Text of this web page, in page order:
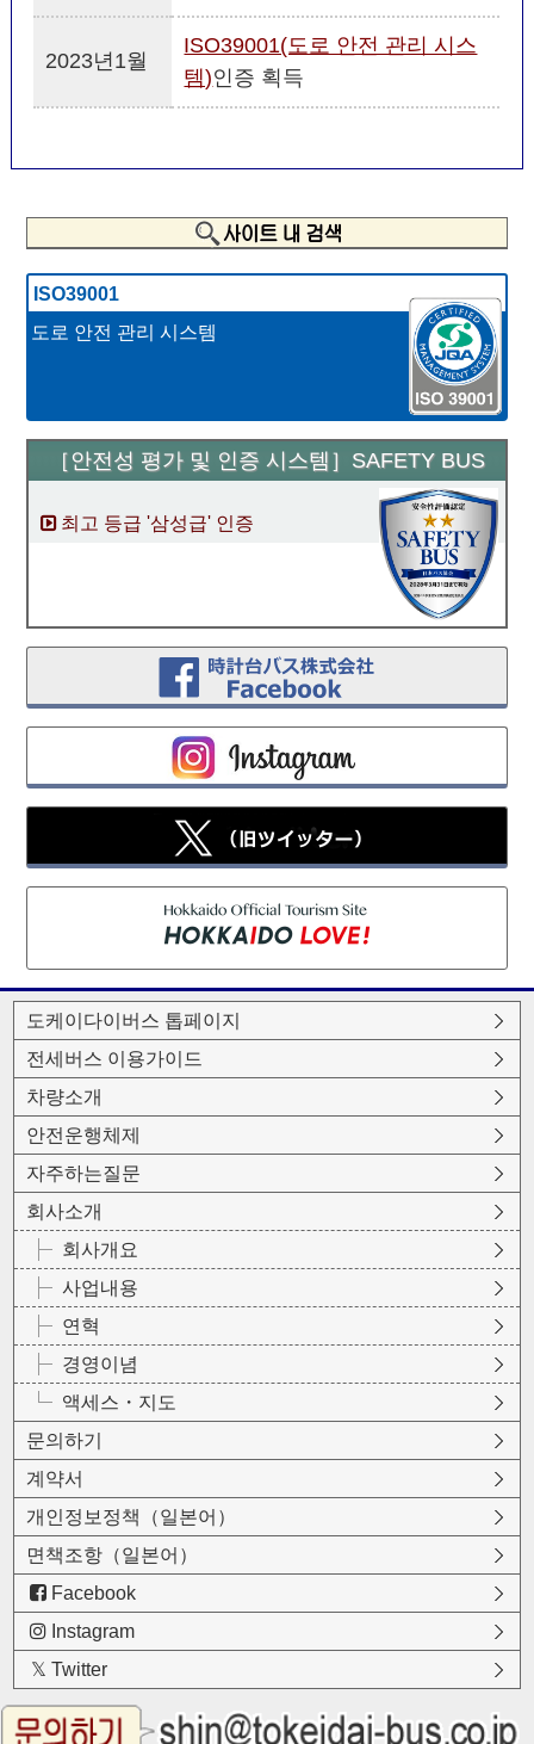
2023년1월
ISO39001(도로 안전 관리 시스
템)인증 획득
ISO39001
도로 안전 관리 시스템
［안전성 평가 및 인증 시스템］ SAFETY BUS
최고 등급 '삼성급' 인증
도케이다이버스 톱페이지
전세버스 이용가이드
차량소개
안전운행체제
자주하는질문
회사소개
회사개요
사업내용
연혁
경영이념
액세스・지도
문의하기
계약서
개인정보정책（일본어）
면책조항（일본어）
Facebook
Instagram
Twitter